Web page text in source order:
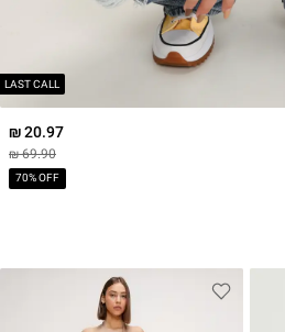
LAST CALL
20.97 ₪
69.90 ₪
70% OFF